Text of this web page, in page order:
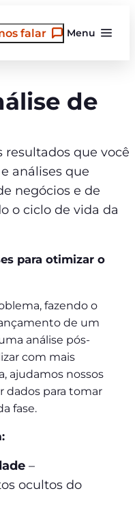
Menu
falar
de
que você
análises que
negócios e de
o ciclo de vida da
para otimizar o
fazendo o
de um
análise pós-
com mais
ajudamos nossos
dados para tomar
fase.
–
ocultos do